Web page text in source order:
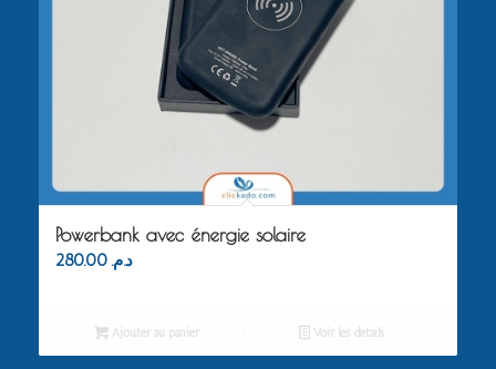
Powerbank avec énergie solaire
د.م. 280.00
Ajouter au panier Voir les détails